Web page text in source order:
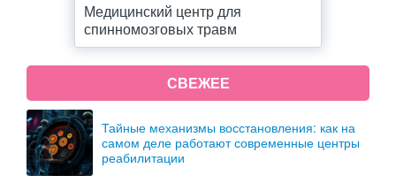
Медицинский центр для
спинномозговых травм
СВЕЖЕЕ
Тайные механизмы восстановления: как на
самом деле работают современные центры
реабилитации